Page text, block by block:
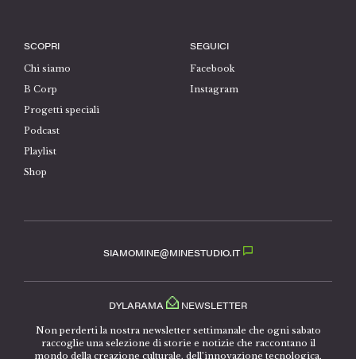
SCOPRI
Chi siamo
B Corp
Progetti speciali
Podcast
Playlist
Shop
SEGUICI
Facebook
Instagram
SIAMOMINE@MINESTUDIO.IT
DYLARAMA NEWSLETTER
Non perderti la nostra newsletter settimanale che ogni sabato
raccoglie una selezione di storie e notizie che raccontano il
mondo della creazione culturale, dell’innovazione tecnologica,